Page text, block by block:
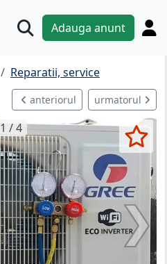
Adauga anunt
Reparatii, service
anteriorul urmatorul
1 / 4